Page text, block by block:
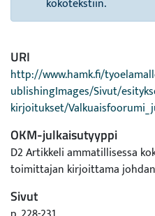
kokotekstiin.
URI
http://www.hamk.fi/
ublishingImages/Sivut/
kirjoitukset/
OKM-julkaisutyyppi
D2 Artikkeli ammatillisessa
toimittajan kirjoittama
Sivut